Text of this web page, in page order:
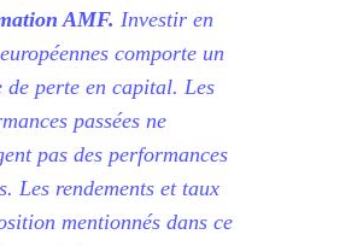
AMF. Investir en
comporte un
de perte en capital. Les
passées ne
pas des performances
Les rendements et taux
mentionnés dans ce